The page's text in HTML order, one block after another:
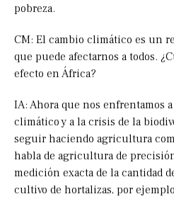
pobreza.
CM: El cambio climático es un
que puede afectarnos a todos.
efecto en África?
IA: Ahora que nos enfrentamos
climático y a la crisis de la
seguir haciendo agricultura
habla de agricultura de
medición exacta de la cantidad
cultivo de hortalizas, por